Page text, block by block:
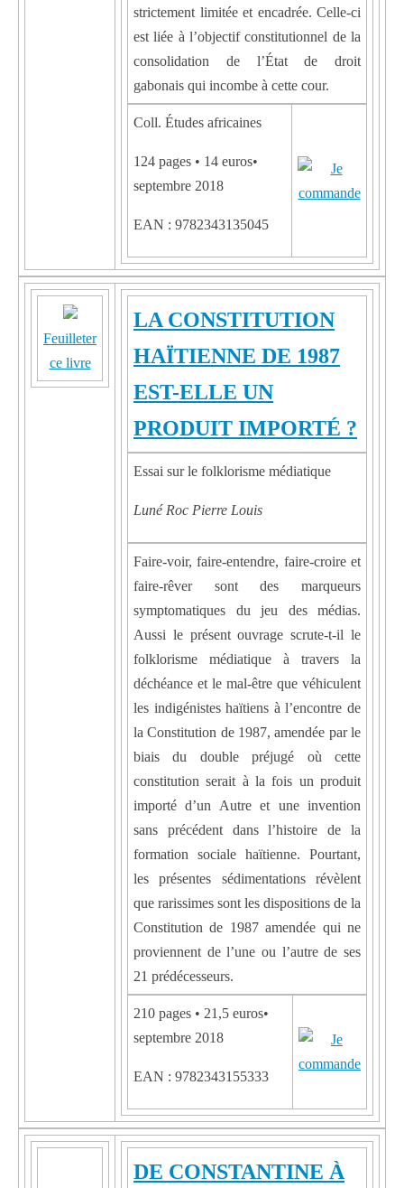
strictement limitée et encadrée. Celle-ci
est liée à l’objectif constitutionnel de la
consolidation de l’État de droit
gabonais qui incombe à cette cour.
Coll. Études africaines
124 pages • 14 euros•
septembre 2018
EAN : 9782343135045
Feuilleter
ce livre
LA CONSTITUTION
HAÏTIENNE DE 1987
EST-ELLE UN
PRODUIT IMPORTÉ ?
Essai sur le folklorisme médiatique
Luné Roc Pierre Louis
Faire-voir, faire-entendre, faire-croire et
faire-rêver sont des marqueurs
symptomatiques du jeu des médias.
Aussi le présent ouvrage scrute-t-il le
folklorisme médiatique à travers la
déchéance et le mal-être que véhiculent
les indigénistes haïtiens à l’encontre de
la Constitution de 1987, amendée par le
biais du double préjugé où cette
constitution serait à la fois un produit
importé d’un Autre et une invention
sans précédent dans l’histoire de la
formation sociale haïtienne. Pourtant,
les présentes sédimentations révèlent
que rarissimes sont les dispositions de la
Constitution de 1987 amendée qui ne
proviennent de l’une ou l’autre de ses
21 prédécesseurs.
210 pages • 21,5 euros•
septembre 2018
EAN : 9782343155333
DE CONSTANTINE À